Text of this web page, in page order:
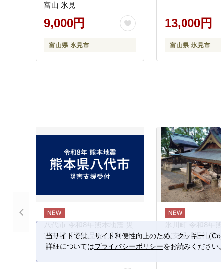
富山 氷見
9,000円
富山県 氷見市
13,000円
富山県 氷見市
八代市 令和8年熊本地震 災
害支援【返礼品なし】
氷川町 令和8年
害支援【返礼品
当サイトでは、サイト利便性向上のため、クッキー（
詳細についてはプライバシーポリシーをお読みください